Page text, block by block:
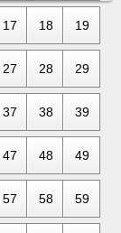
17 18 19
27 28 29
37 38 39
47 48 49
57 58 59